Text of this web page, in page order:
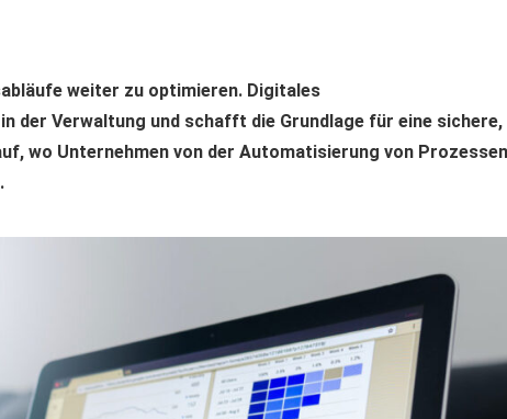
weiter zu optimieren. Digitales
der Verwaltung und schafft die Grundlage für eine sichere,
wo Unternehmen von der Automatisierung von Prozessen